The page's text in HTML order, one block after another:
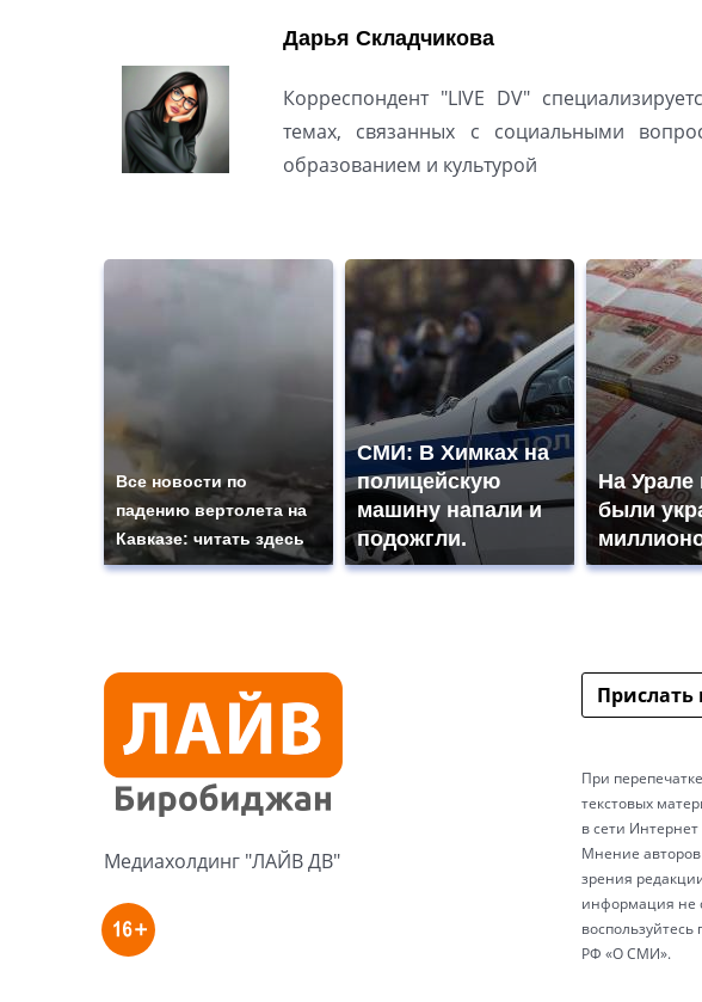
Дарья Складчикова
Корреспондент "LIVE DV"
темах, связанных с социальными
образованием и культурой
Все новости по
падению вертолета на
Кавказе: читать здесь
СМИ: В Химках на
полицейскую
машину напали и
подожгли.
На Урале
были
Медиахолдинг "ЛАЙВ ДВ"
Прислать
При
текстовых
в сети
Мнение авторов
зрения
информация не
воспользуйтесь
РФ «О СМИ».